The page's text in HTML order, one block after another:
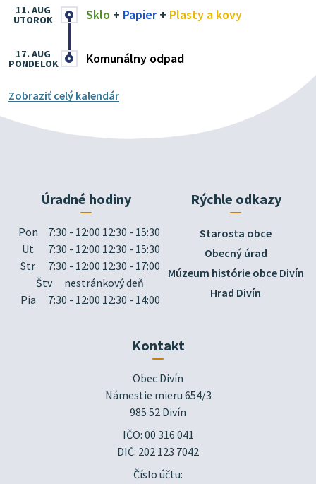
Sklo + Papier+ Plasty a kovy
11. AUG
UTOROK
Komunálny odpad
17. AUG
PONDELOK
Zobraziť celý kalendár
Úradné hodiny
Pon
7:30 - 12:00 12:30 - 15:30
Ut
7:30 - 12:00 12:30 - 15:30
Str
7:30 - 12:00 12:30 - 17:00
Štv
nestránkový deň
Pia
7:30 - 12:00 12:30 - 14:00
Rýchle odkazy
Starosta obce
Obecný úrad
Múzeum histórie obce Divín
Hrad Divín
Kontakt
Obec Divín
Námestie mieru 654/3
985 52 Divín
IČO: 00 316 041
DIČ: 202 123 7042
Číslo účtu: